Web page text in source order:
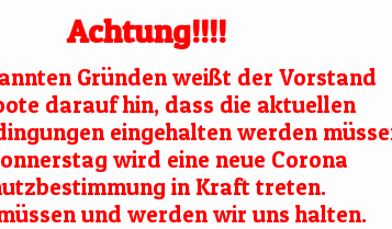
Achtung!!!!
Gründen weißt der Vorstand
darauf hin, dass die aktuellen
eingehalten werden
wird eine neue Corona
in Kraft treten.
und werden wir uns halten.